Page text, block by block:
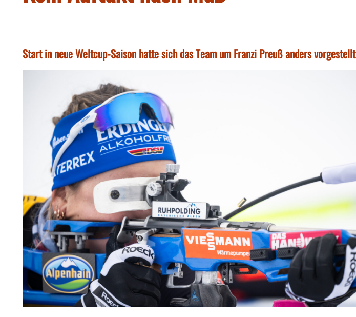
Start in neue Weltcup-Saison hatte sich das Team um Franzi Preuß anders vorgestellt